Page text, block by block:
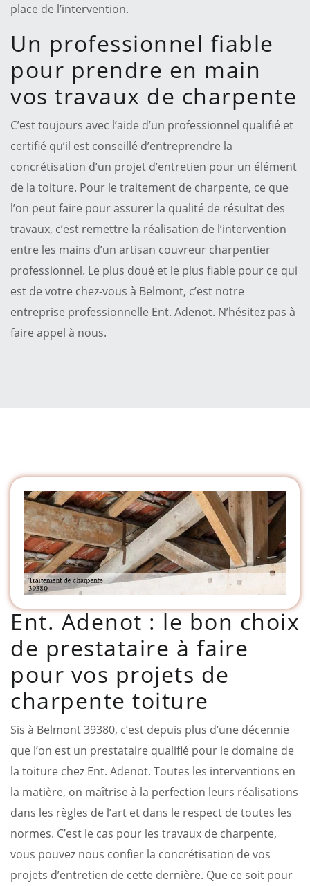
place de l’intervention.
Un professionnel fiable
pour prendre en main
vos travaux de charpente
C’est toujours avec l’aide d’un professionnel qualifié et
certifié qu’il est conseillé d’entreprendre la
concrétisation d’un projet d’entretien pour un élément
de la toiture. Pour le traitement de charpente, ce que
l’on peut faire pour assurer la qualité de résultat des
travaux, c’est remettre la réalisation de l’intervention
entre les mains d’un artisan couvreur charpentier
professionnel. Le plus doué et le plus fiable pour ce qui
est de votre chez-vous à Belmont, c’est notre
entreprise professionnelle Ent. Adenot. N’hésitez pas à
faire appel à nous.
Ent. Adenot : le bon choix
de prestataire à faire
pour vos projets de
charpente toiture
Sis à Belmont 39380, c’est depuis plus d’une décennie
que l’on est un prestataire qualifié pour le domaine de
la toiture chez Ent. Adenot. Toutes les interventions en
la matière, on maîtrise à la perfection leurs réalisations
dans les règles de l’art et dans le respect de toutes les
normes. C’est le cas pour les travaux de charpente,
vous pouvez nous confier la concrétisation de vos
projets d’entretien de cette dernière. Que ce soit pour